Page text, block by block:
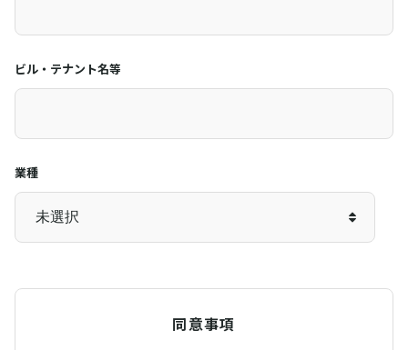
ビル・テナント名等
業種
同意事項